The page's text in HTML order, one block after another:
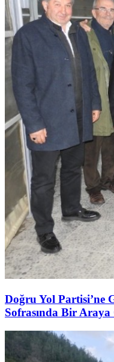
Doğru Yol Partisi’ne
Sofrasında Bir